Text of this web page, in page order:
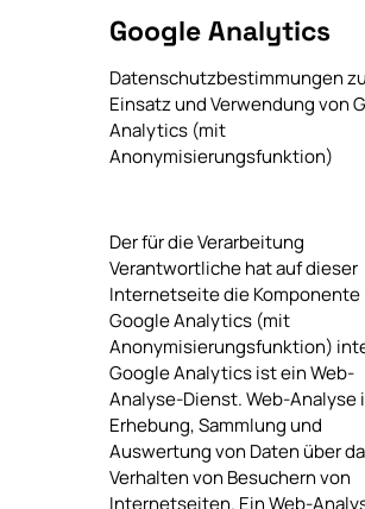
Google Analytics
Datenschutzbestimmungen zu
Einsatz und Verwendung von
Analytics (mit
Anonymisierungsfunktion)
Der für die Verarbeitung
Verantwortliche hat auf dieser
Internetseite die Komponente
Google Analytics (mit
Anonymisierungsfunktion)
Google Analytics ist ein Web-
Analyse-Dienst. Web-Analyse
Erhebung, Sammlung und
Auswertung von Daten über
Verhalten von Besuchern von
Internetseiten. Ein Web-